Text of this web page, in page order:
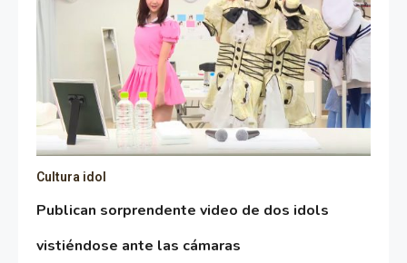
Cultura idol
Publican sorprendente video de dos idols
vistiéndose ante las cámaras